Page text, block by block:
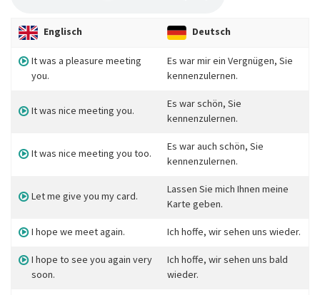
Englisch Deutsch
It was a pleasure meeting
you.
Es war mir ein Vergnügen, Sie
kennenzulernen.
It was nice meeting you.
Es war schön, Sie
kennenzulernen.
It was nice meeting you too.
Es war auch schön, Sie
kennenzulernen.
Let me give you my card.
Lassen Sie mich Ihnen meine
Karte geben.
I hope we meet again. Ich hoffe, wir sehen uns wieder.
I hope to see you again very
soon.
Ich hoffe, wir sehen uns bald
wieder.